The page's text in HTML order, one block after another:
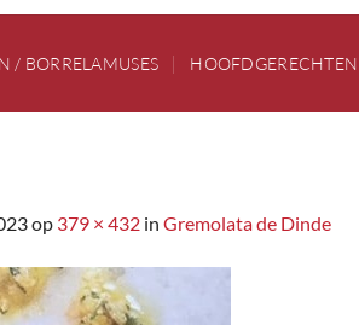
/ BORRELAMUSES HOOFDGERECHTEN
op 379 × 432 in Gremolata de Dinde